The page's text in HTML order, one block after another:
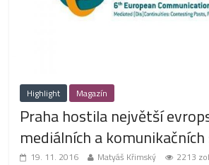
Highlight Magazín
Praha hostila největší
mediálních a
19. 11. 2016 Matyáš Křimský 2213